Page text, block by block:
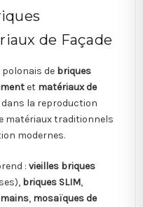
de Façade
de briques
et matériaux de
dans la reproduction
matériaux traditionnels
modernes.
: vieilles briques
briques SLIM,
, mosaïques de